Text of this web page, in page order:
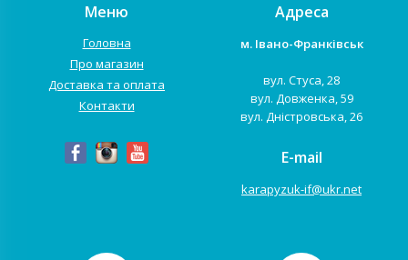
Меню
Головна
Про магазин
Доставка та оплата
Контакти
Адреса
м. Івано-Франківськ
вул. Стуса, 28
вул. Довженка, 59
вул. Дністровська, 26
E-mail
karapyzuk-if@ukr.net